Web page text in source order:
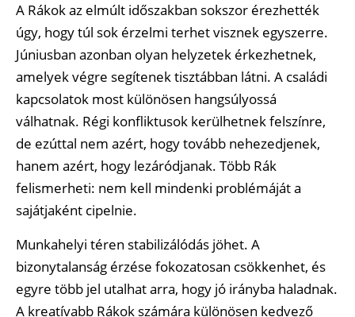
A Rákok az elmúlt időszakban sokszor érezhették
úgy, hogy túl sok érzelmi terhet visznek egyszerre.
Júniusban azonban olyan helyzetek érkezhetnek,
amelyek végre segítenek tisztábban látni. A családi
kapcsolatok most különösen hangsúlyossá
válhatnak. Régi konfliktusok kerülhetnek felszínre,
de ezúttal nem azért, hogy tovább nehezedjenek,
hanem azért, hogy lezáródjanak. Több Rák
felismerheti: nem kell mindenki problémáját a
sajátjaként cipelnie.
Munkahelyi téren stabilizálódás jöhet. A
bizonytalanság érzése fokozatosan csökkenhet, és
egyre több jel utalhat arra, hogy jó irányba haladnak.
A kreatívabb Rákok számára különösen kedvező